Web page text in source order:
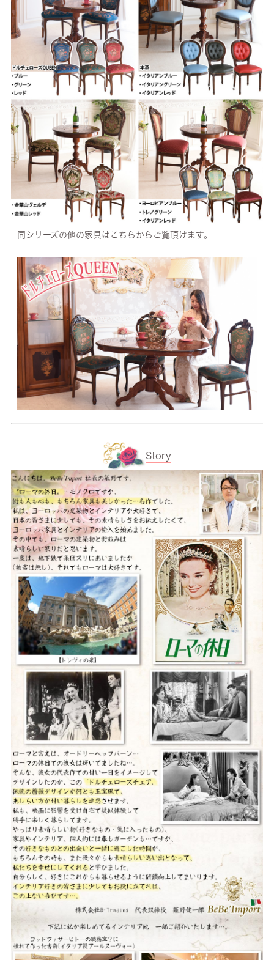
同シリーズの他の家具はこちらからご覧頂けます。
Story